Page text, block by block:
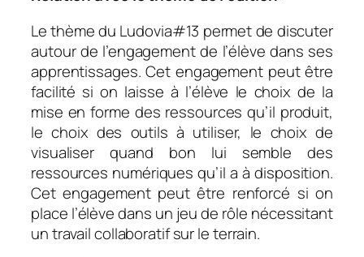
Le thème du Ludovia#13 permet de discuter
autour de l’engagement de l’élève dans ses
apprentissages. Cet engagement peut être
facilité si on laisse à l’élève le choix de la
mise en forme des ressources qu’il produit,
le choix des outils à utiliser, le choix de
visualiser quand bon lui semble des
ressources numériques qu’il a à disposition.
Cet engagement peut être renforcé si on
place l’élève dans un jeu de rôle nécessitant
un travail collaboratif sur le terrain.